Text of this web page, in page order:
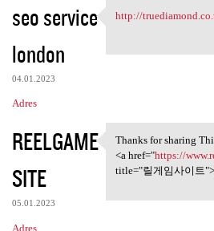
seo service
london
04.01.2023
Adres
http://
http://
REELGAME
SITE
05.01.2023
Adres
Thanks for
Thanks for sharing
<a href="https://
title="릴게임사이트